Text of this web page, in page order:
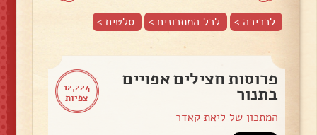
לכריכה > לכל המתכונים > סלטים>
12,224
צפיות
פרוסות חצילים אפויים
בתנור
המתכון של ליאת קאדר